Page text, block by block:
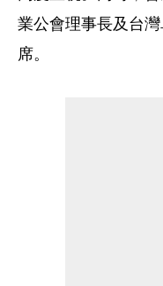
業公會理事長及台
席。